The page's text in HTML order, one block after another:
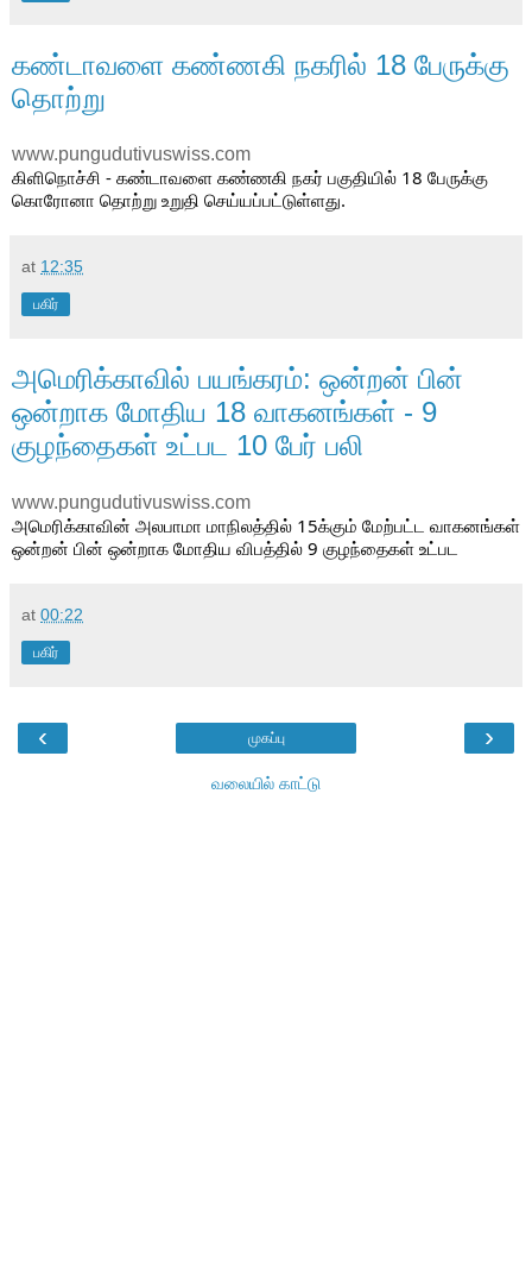
கண்டாவளை கண்ணகி நகரில் 18 பேருக்கு
தொற்று
www.pungudutivuswiss.com
கிளிநொச்சி - கண்டாவளை கண்ணகி நகர் பகுதியில் 18 பேருக்கு
கொரோனா தொற்று உறுதி செய்யப்பட்டுள்ளது.
at 12:35
பகிர்
அமெரிக்காவில் பயங்கரம்: ஒன்றன் பின்
ஒன்றாக மோதிய 18 வாகனங்கள் - 9
குழந்தைகள் உட்பட 10 பேர் பலி
www.pungudutivuswiss.com
அமெரிக்காவின் அலபாமா மாநிலத்தில் 15க்கும் மேற்பட்ட வாகனங்கள்
ஒன்றன் பின் ஒன்றாக மோதிய விபத்தில் 9 குழந்தைகள் உட்பட
at 00:22
பகிர்
‹ ›
முகப்பு
வலையில் காட்டு